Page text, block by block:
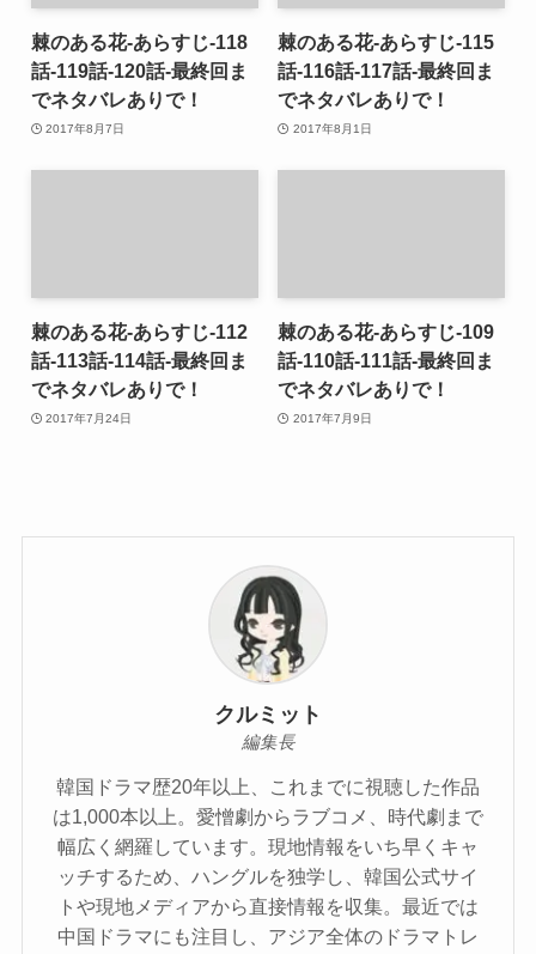
棘のある花-あらすじ-118
話-119話-120話-最終回ま
でネタバレありで！
2017年8月7日
棘のある花-あらすじ-115
話-116話-117話-最終回ま
でネタバレありで！
2017年8月1日
棘のある花-あらすじ-112
話-113話-114話-最終回ま
でネタバレありで！
2017年7月24日
棘のある花-あらすじ-109
話-110話-111話-最終回ま
でネタバレありで！
2017年7月9日
クルミット
編集長
韓国ドラマ歴20年以上、これまでに視聴した作品
は1,000本以上。愛憎劇からラブコメ、時代劇まで
幅広く網羅しています。現地情報をいち早くキャ
ッチするため、ハングルを独学し、韓国公式サイ
トや現地メディアから直接情報を収集。最近では
中国ドラマにも注目し、アジア全体のドラマトレ